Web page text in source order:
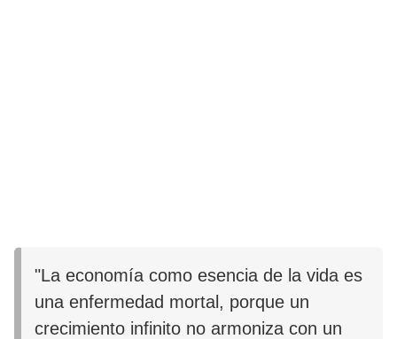
"La economía como esencia de la vida es
una enfermedad mortal, porque un
crecimiento infinito no armoniza con un